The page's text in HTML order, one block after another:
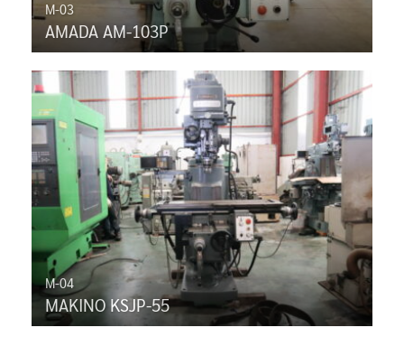
M-03
AMADA AM-103P
M-04
MAKINO KSJP-55